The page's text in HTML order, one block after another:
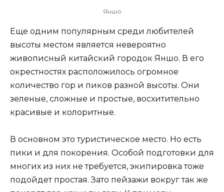
Яншо
Еще одним популярным среди любителей
высоты местом является невероятно
живописный китайский городок Яншо. В его
окрестностях расположилось огромное
количество гор и пиков разной высоты. Они
зеленые, сложные и простые, восхитительно
красивые и колоритные.
В основном это туристическое место. Но есть
пики и для покорения. Особой подготовки для
многих из них не требуется, экипировка тоже
подойдет простая. Зато пейзажи вокруг так же